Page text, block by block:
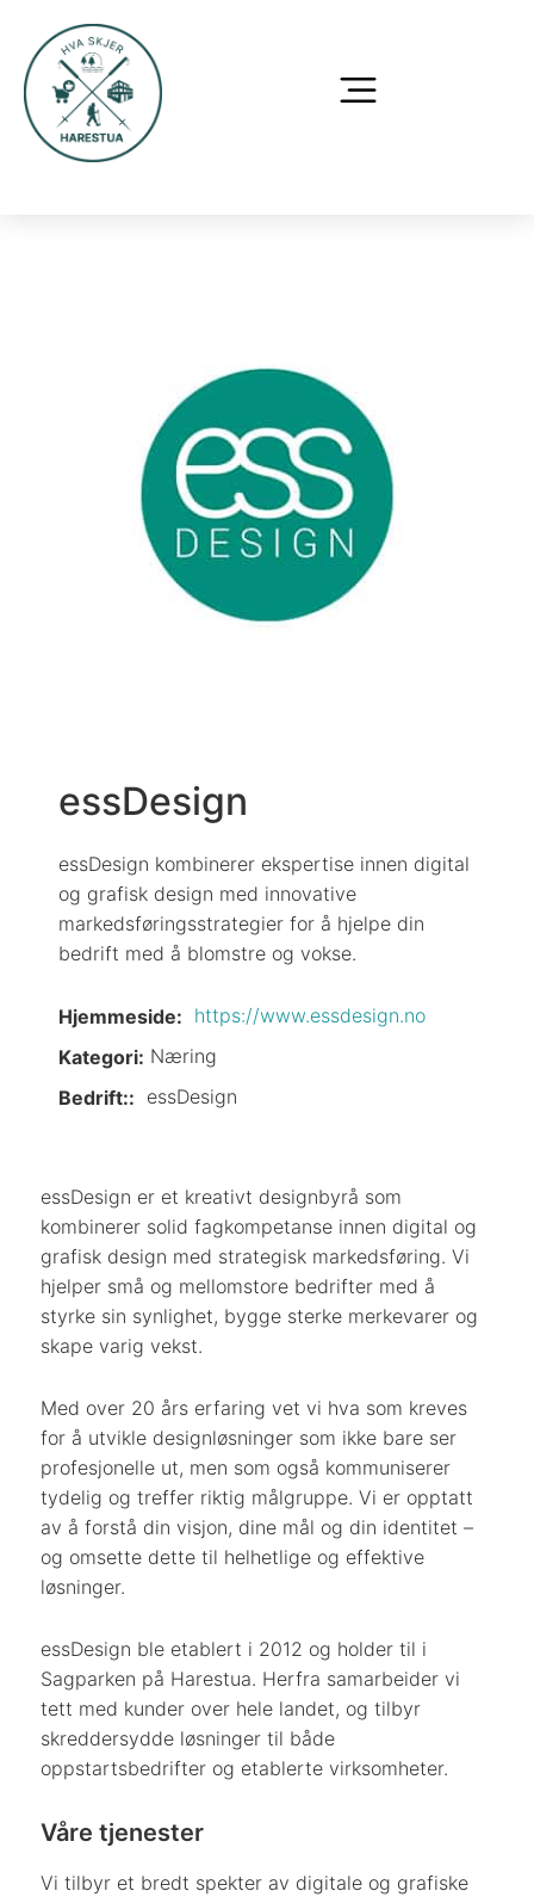
essDesign
essDesign kombinerer ekspertise innen digital
og grafisk design med innovative
markedsføringsstrategier for å hjelpe din
bedrift med å blomstre og vokse.
Hjemmeside: https://www.essdesign.no
Kategori: Næring
Bedrift:: essDesign
essDesign er et kreativt designbyrå som
kombinerer solid fagkompetanse innen digital og
grafisk design med strategisk markedsføring. Vi
hjelper små og mellomstore bedrifter med å
styrke sin synlighet, bygge sterke merkevarer og
skape varig vekst.
Med over 20 års erfaring vet vi hva som kreves
for å utvikle designløsninger som ikke bare ser
profesjonelle ut, men som også kommuniserer
tydelig og treffer riktig målgruppe. Vi er opptatt
av å forstå din visjon, dine mål og din identitet –
og omsette dette til helhetlige og effektive
løsninger.
essDesign ble etablert i 2012 og holder til i
Sagparken på Harestua. Herfra samarbeider vi
tett med kunder over hele landet, og tilbyr
skreddersydde løsninger til både
oppstartsbedrifter og etablerte virksomheter.
Våre tjenester
Vi tilbyr et bredt spekter av digitale og grafiske